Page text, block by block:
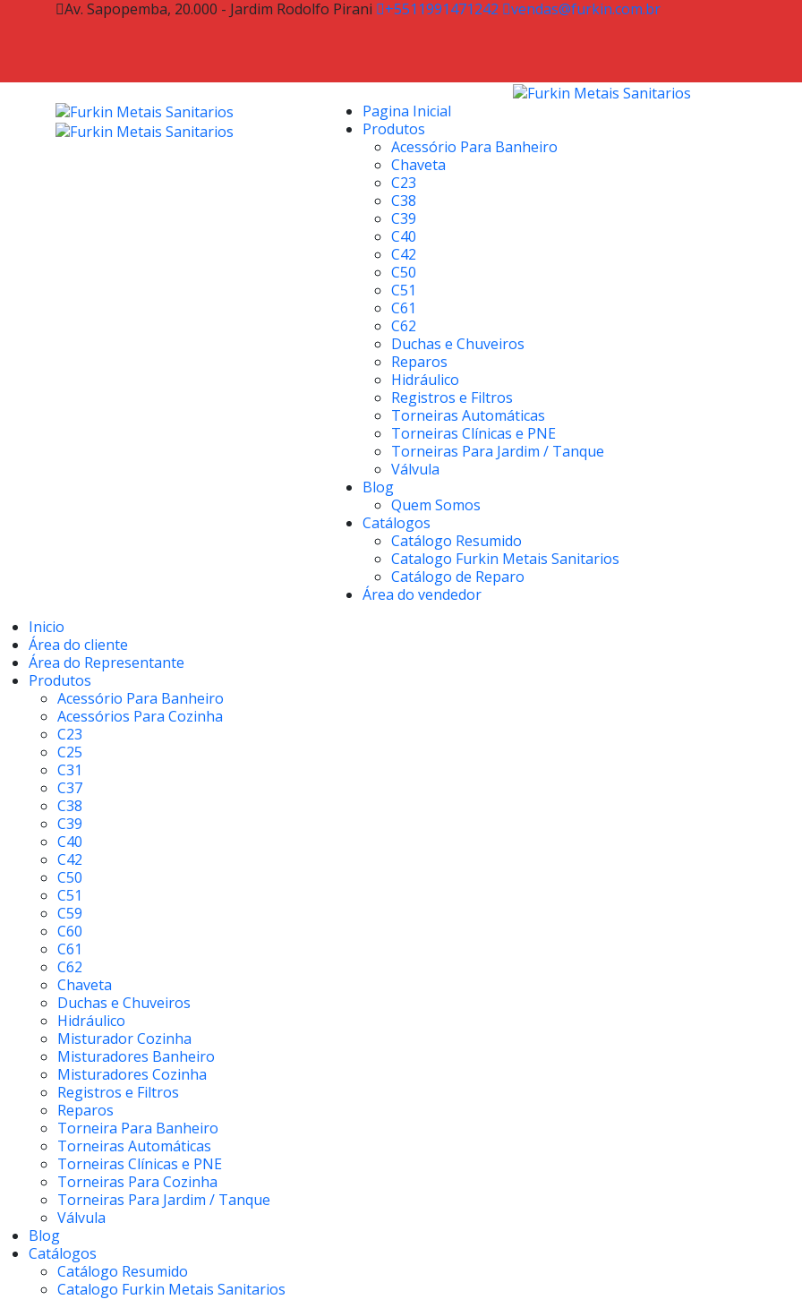
Av. Sapopemba, 20.000 - Jardim Rodolfo Pirani +5511991471242 vendas@furkin.com.br
Pagina Inicial
Produtos
Acessório Para Banheiro
Chaveta
C23
C38
C39
C40
C42
C50
C51
C61
C62
Duchas e Chuveiros
Reparos
Hidráulico
Registros e Filtros
Torneiras Automáticas
Torneiras Clínicas e PNE
Torneiras Para Jardim / Tanque
Válvula
Blog
Quem Somos
Catálogos
Catálogo Resumido
Catalogo Furkin Metais Sanitarios
Catálogo de Reparo
Área do vendedor
Inicio
Área do cliente
Área do Representante
Produtos
Acessório Para Banheiro
Acessórios Para Cozinha
C23
C25
C31
C37
C38
C39
C40
C42
C50
C51
C59
C60
C61
C62
Chaveta
Duchas e Chuveiros
Hidráulico
Misturador Cozinha
Misturadores Banheiro
Misturadores Cozinha
Registros e Filtros
Reparos
Torneira Para Banheiro
Torneiras Automáticas
Torneiras Clínicas e PNE
Torneiras Para Cozinha
Torneiras Para Jardim / Tanque
Válvula
Blog
Catálogos
Catálogo Resumido
Catalogo Furkin Metais Sanitarios